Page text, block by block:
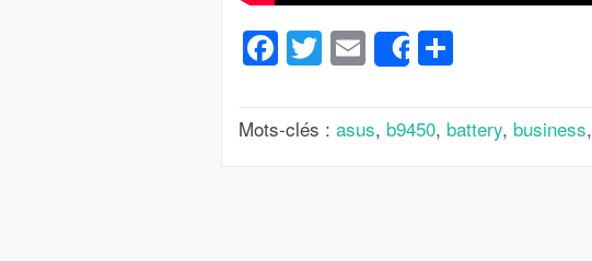
Facebook
Twitter
Email
Share
Mots-clés : asus, b9450, battery, business,